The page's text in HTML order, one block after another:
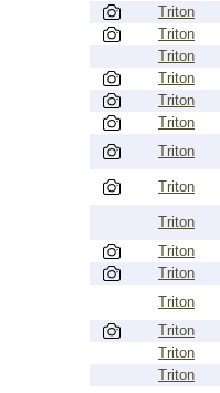
Triton
Triton
Triton
Triton
Triton
Triton
Triton
Triton
Triton
Triton
Triton
Triton
Triton
Triton
Triton